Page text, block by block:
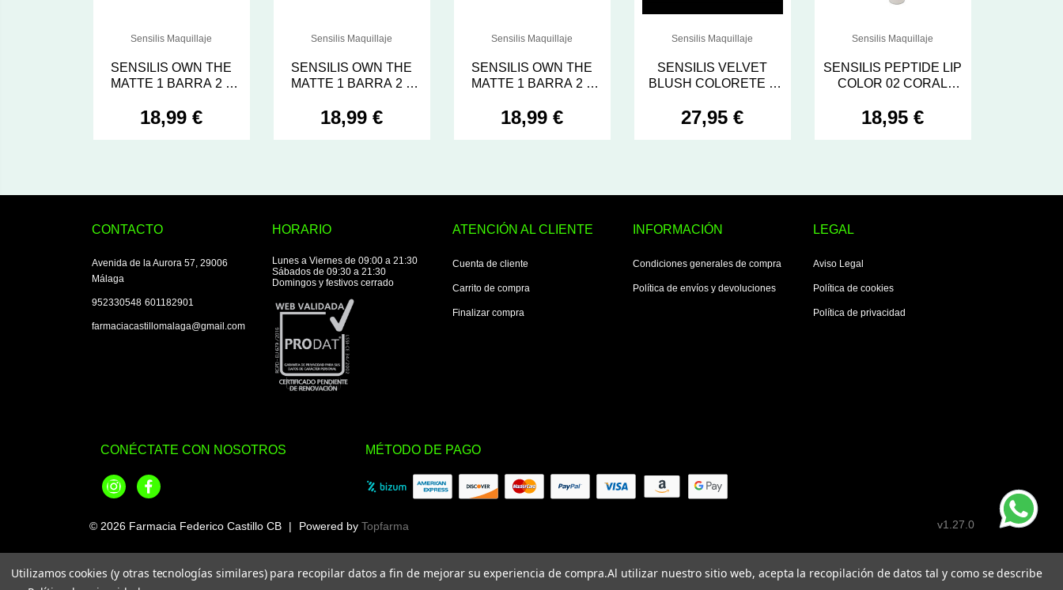
Sensilis Maquillaje
SENSILIS OWN THE
MATTE 1 BARRA 2 g
SORROW
18,99 €
Sensilis Maquillaje
SENSILIS OWN THE
MATTE 1 BARRA 2 g
18,99 €
Sensilis Maquillaje
SENSILIS OWN THE
MATTE 1 BARRA 2 g
CHARGE
18,99 €
Sensilis Maquillaje
SENSILIS VELVET
BLUSH COLORETE 1
02
27,95 €
Sensilis Maquillaje
SENSILIS PEPTIDE LIP
COLOR 02 CORAL
18,95 €
CONTACTO
Avenida de la Aurora 57, 29006
Málaga
952330548 601182901
farmaciacastillomalaga@gmail.com
HORARIO
Lunes a Viernes de 09:00 a 21:30
Sábados de 09:30 a 21:30
Domingos y festivos cerrado
ATENCIÓN AL CLIENTE
Cuenta de cliente
Carrito de compra
Finalizar compra
INFORMACIÓN
Condiciones generales de compra
Política de envíos y devoluciones
LEGAL
Aviso Legal
Política de cookies
Política de privacidad
CONÉCTATE CON NOSOTROS
InstagramFacebook
MÉTODO DE PAGO
© 2026 Farmacia Federico Castillo CB | Powered by Topfarma v1.27.0
Utilizamos cookies (y otras tecnologías similares) para recopilar datos a fin de mejorar su experiencia de compra.Al utilizar nuestro sitio web, acepta la recopilación de datos tal y como se describe